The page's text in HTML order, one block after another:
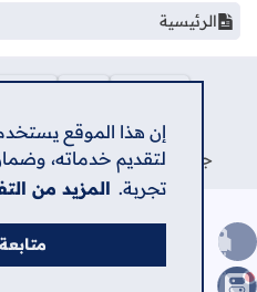
إن هذا الموقع
لتقديم خدماته،
تجربة. المزيد من
الرئيسية
جميع الحقوق محفوظة ©
اعلن في
الصعود للأعلى